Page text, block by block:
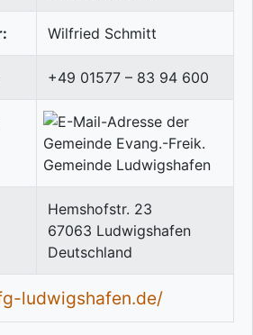
Wilfried Schmitt
+49 01577 – 83 94 600
Hemshofstr. 23
67063 Ludwigshafen
Deutschland
ludwigshafen.de/